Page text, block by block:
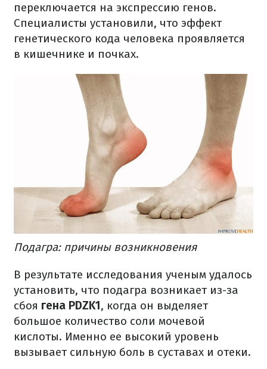
переключается на экспрессию генов.
Специалисты установили, что эффект
генетического кода человека проявляется
в кишечнике и почках.
Подагра: причины возникновения
В результате исследования ученым удалось
установить, что подагра возникает из-за
сбоя гена PDZK1, когда он выделяет
большое количество соли мочевой
кислоты. Именно ее высокий уровень
вызывает сильную боль в суставах и отеки.